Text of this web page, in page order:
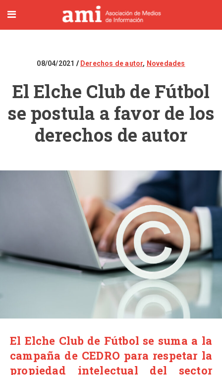
08/04/2021 Derechos de autor, Novedades
El Elche Club de Fútbol
se postula a favor de los
derechos de autor
El Elche Club de Fútbol se suma a la
campaña de CEDRO para respetar la
propiedad intelectual del sector